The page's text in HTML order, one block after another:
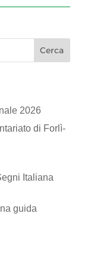
2026
di Forlì-
Italiana
guida